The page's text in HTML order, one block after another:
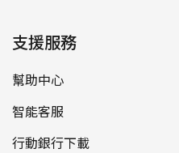
支援服務
幫助中心
智能客服
行動銀行下載